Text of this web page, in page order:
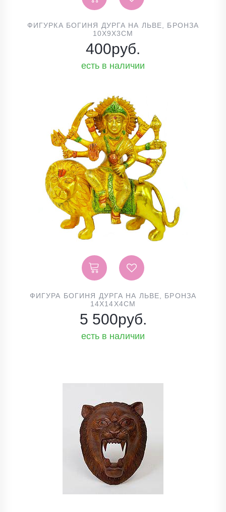
ФИГУРКА БОГИНЯ ДУРГА НА ЛЬВЕ, БРОНЗА
10Х9Х3СМ
400руб.
есть в наличии
ФИГУРА БОГИНЯ ДУРГА НА ЛЬВЕ, БРОНЗА
14Х14Х4СМ
5 500руб.
есть в наличии